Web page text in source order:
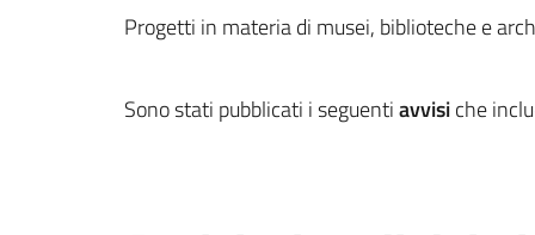
Progetti in materia di musei, biblioteche e
Sono stati pubblicati i seguentiavvisiche